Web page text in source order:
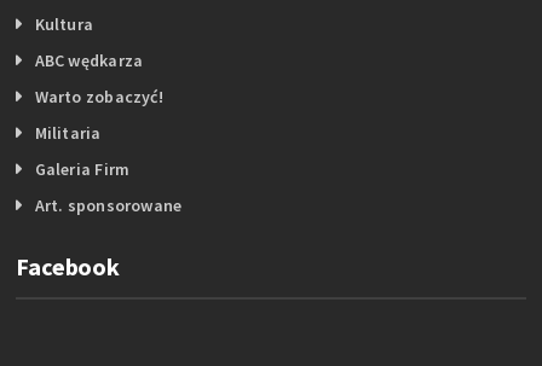
Kultura
ABC wędkarza
Warto zobaczyć!
Militaria
Galeria Firm
Art. sponsorowane
Facebook